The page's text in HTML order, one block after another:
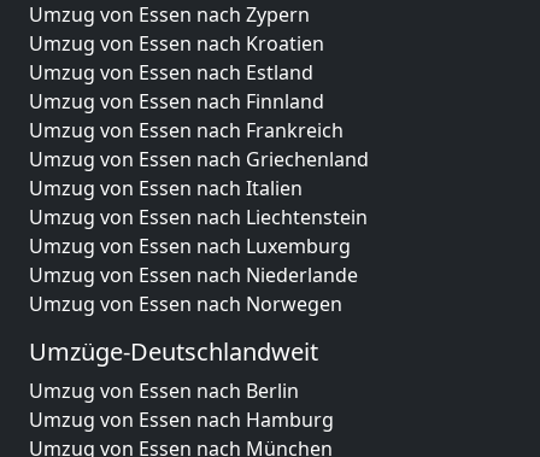
Umzug von Essen nach Zypern
Umzug von Essen nach Kroatien
Umzug von Essen nach Estland
Umzug von Essen nach Finnland
Umzug von Essen nach Frankreich
Umzug von Essen nach Griechenland
Umzug von Essen nach Italien
Umzug von Essen nach Liechtenstein
Umzug von Essen nach Luxemburg
Umzug von Essen nach Niederlande
Umzug von Essen nach Norwegen
Umzüge-Deutschlandweit
Umzug von Essen nach Berlin
Umzug von Essen nach Hamburg
Umzug von Essen nach München